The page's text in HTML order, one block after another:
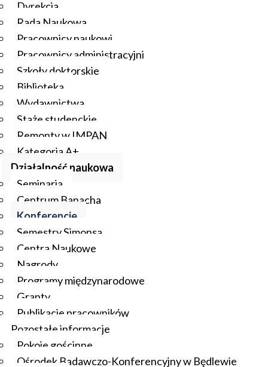
Dyrekcja
Rada Naukowa
Pracownicy naukowi
Pracownicy administracyjni
Szkoły doktorskie
Biblioteka
Wydawnictwa
Staże studenckie
Remonty w IMPAN
Kategoria A+
Działalność naukowa
Seminaria
Centrum Banacha
Konferencje
Semestry Simonsa
Centra Naukowe
Nagrody
Programy międzynarodowe
Granty
Publikacje pracowników
Pozostałe informacje
Pokoje gościnne
Ośrodek Badawczo-Konferencyjny w Będlewie